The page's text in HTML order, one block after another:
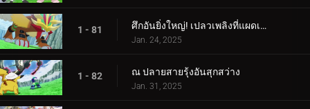
1 - 81 ศึกอันยิ่งใหญ่! เปลวเพลิงที่แผดเผาโลก
Jan. 24, 2025
1 - 82 ณ ปลายสายรุ้งอันสุกสว่าง
Jan. 31, 2025